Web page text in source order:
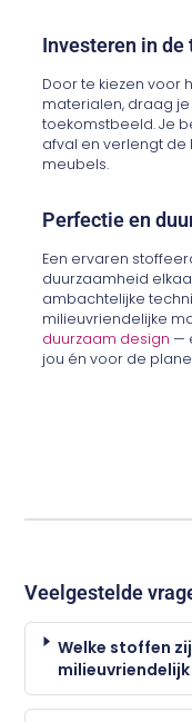
Investeren in
Door te kiezen voor
materialen, draag
toekomstbeeld. Je
afval en verlengt
meubels.
Perfectie en
Een ervaren
duurzaamheid
ambachtelijke
milieuvriendelijke
duurzaam design —
jou én voor de
Veelgestelde
Welke stoffen